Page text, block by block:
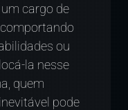
cargo de
ou
la nesse
quem
pode